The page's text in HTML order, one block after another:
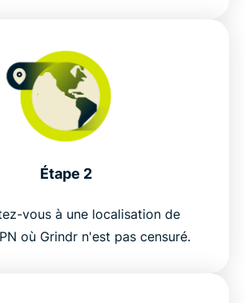
Étape 2
vous à une localisation de
où Grindr n'est pas censuré.